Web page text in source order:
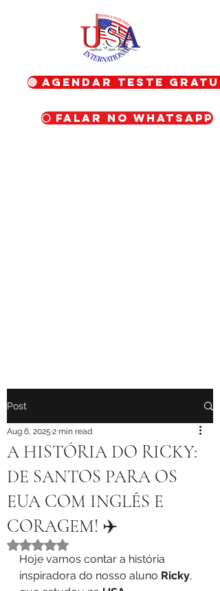
🔴 Agendar teste
⚪ Falar no WhatsApp
Post
A HISTÓRIA DO RICKY:
DE SANTOS PARA OS
EUA COM INGLÊS E
CORAGEM! ✈️
Aug 6, 2025 2 min read
Rated NaN out of 5 stars.
Hoje vamos contar a história
inspiradora do nosso aluno Ricky,